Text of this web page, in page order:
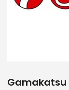
Gamakatsu